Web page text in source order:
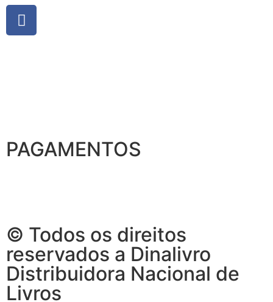
PAGAMENTOS
© Todos os direitos
reservados a Dinalivro
Distribuidora Nacional de
Livros